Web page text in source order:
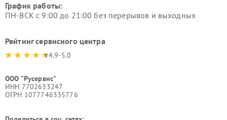
График работы:
ПН-ВСК с 9:00 до 21:00 без перерывов и выходных
Рейтинг сервисного центра
4.9-5.0
ООО "Русервис"
ИНН 7702633247
ОГРН 1077746335776